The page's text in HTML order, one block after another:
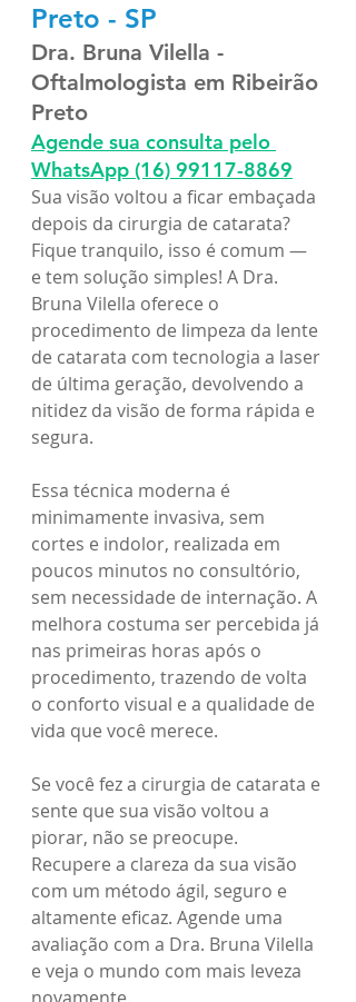
Preto - SP
Dra. Bruna Vilella -
Oftalmologista em Ribeirão
Preto
Agende sua consulta pelo
WhatsApp (16) 99117-8869
Sua visão voltou a ficar embaçada
depois da cirurgia de catarata?
Fique tranquilo, isso é comum —
e tem solução simples! A Dra.
Bruna Vilella oferece o
procedimento de limpeza da lente
de catarata com tecnologia a laser
de última geração, devolvendo a
nitidez da visão de forma rápida e
segura.
Essa técnica moderna é
minimamente invasiva, sem
cortes e indolor, realizada em
poucos minutos no consultório,
sem necessidade de internação. A
melhora costuma ser percebida já
nas primeiras horas após o
procedimento, trazendo de volta
o conforto visual e a qualidade de
vida que você merece.
Se você fez a cirurgia de catarata e
sente que sua visão voltou a
piorar, não se preocupe.
Recupere a clareza da sua visão
com um método ágil, seguro e
altamente eficaz. Agende uma
avaliação com a Dra. Bruna Vilella
e veja o mundo com mais leveza